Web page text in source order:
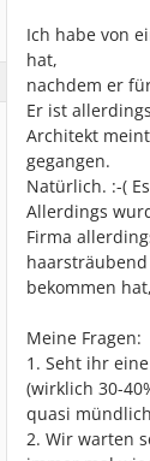
Ich habe von
hat,
nachdem er
Er ist
Architekt
gegangen.
Natürlich. :-(
Allerdings
Firma
bekommen
Meine Fragen:
1. Seht ihr
(wirklich 30-
quasi
2. Wir warten